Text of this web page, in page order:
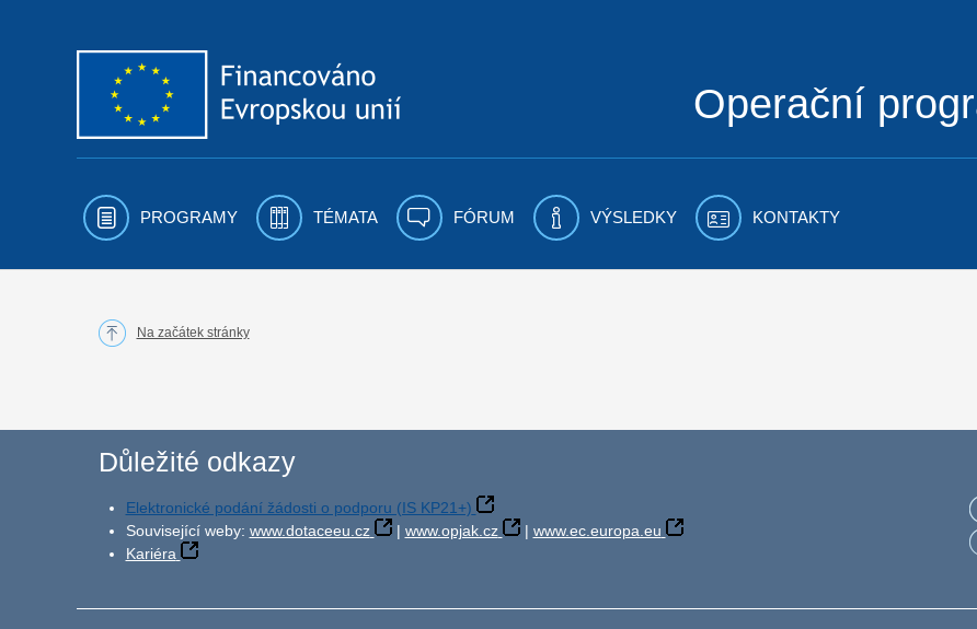
Operační
PROGRAMY TÉMATA FÓRUM VÝSLEDKY KONTAKTY
Na začátek stránky
Důležité odkazy
Elektronické podání žádosti o podporu (IS KP21+)
Související weby: www.dotaceeu.cz | www.opjak.cz | www.ec.europa.eu
Kariéra